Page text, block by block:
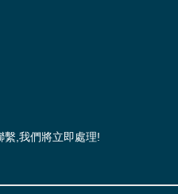
繫,我們將立即處理!